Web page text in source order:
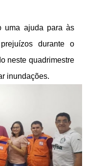
uma ajuda para às
durante o
neste quadrimestre
inundações.